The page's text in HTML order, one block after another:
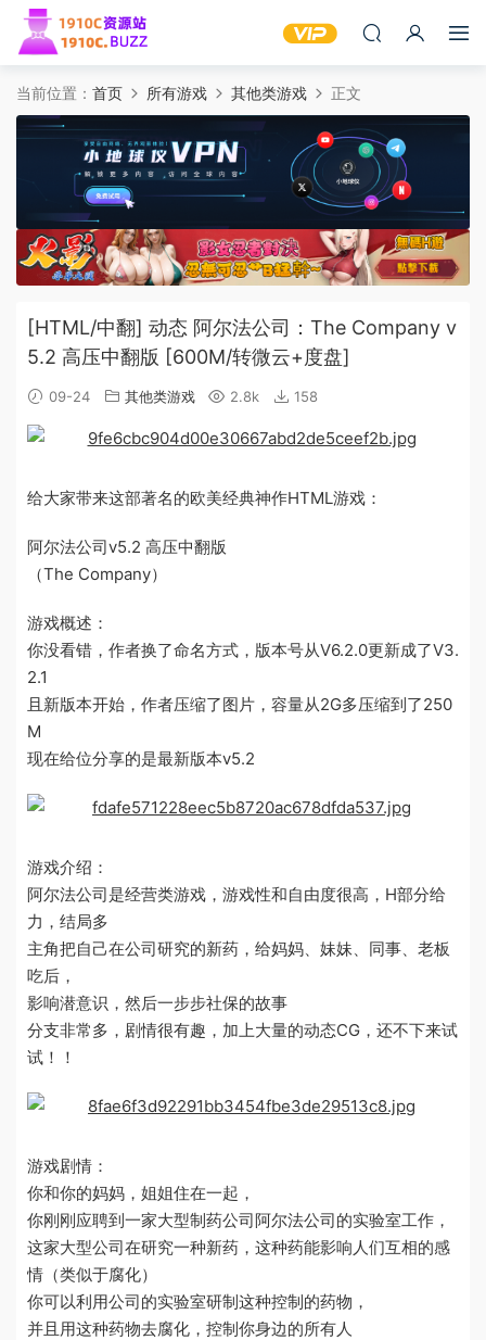
当前位置： 首页 所有游戏 其他类游戏 正文
[HTML/中翻] 动态 阿尔法公司：The Company v
5.2 高压中翻版 [600M/转微云+度盘]
09-24 其他类游戏 2.8k 158
给大家带来这部著名的欧美经典神作HTML游戏：
阿尔法公司v5.2 高压中翻版
（The Company）
游戏概述：
你没看错，作者换了命名方式，版本号从V6.2.0更新成了V3.
2.1
且新版本开始，作者压缩了图片，容量从2G多压缩到了250
M
现在给位分享的是最新版本v5.2
游戏介绍：
阿尔法公司是经营类游戏，游戏性和自由度很高，H部分给
力，结局多
主角把自己在公司研究的新药，给妈妈、妹妹、同事、老板
吃后，
影响潜意识，然后一步步社保的故事
分支非常多，剧情很有趣，加上大量的动态CG，还不下来试
试！！
游戏剧情：
你和你的妈妈，姐姐住在一起，
你刚刚应聘到一家大型制药公司阿尔法公司的实验室工作，
这家大型公司在研究一种新药，这种药能影响人们互相的感
情（类似于腐化）
你可以利用公司的实验室研制这种控制的药物，
并且用这种药物去腐化，控制你身边的所有人